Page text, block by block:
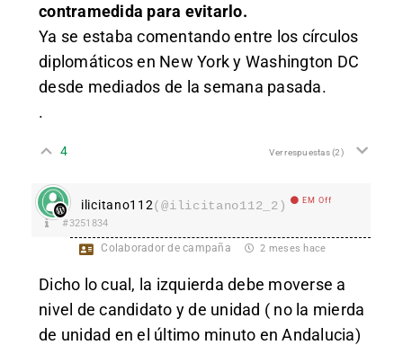
contramedida para evitarlo.
Ya se estaba comentando entre los círculos
diplomáticos en New York y Washington DC
desde mediados de la semana pasada.
.
4 Ver respuestas(2)
ilicitano112(@ilicitano112_2) EM Off
#3251834
Colaborador de campaña 2 meses hace
Dicho lo cual, la izquierda debe moverse a
nivel de candidato y de unidad ( no la mierda
de unidad en el último minuto en Andalucia)